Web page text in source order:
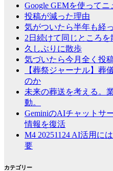
Google GEMを使ってニ
投稿が減った理由
気がついたら半年も経
2日続けて同じところを
久しぶりに散歩
気づいたら今月全く投
【葬祭ジャーナル】葬
のか
未来の葬送を考える。
動。
GeminiのAIチャットサ
情報を復活
M4 20251124 AI活用に
要
カテゴリー